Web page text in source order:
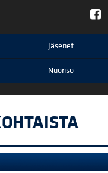
Jäsenet
Nuoriso